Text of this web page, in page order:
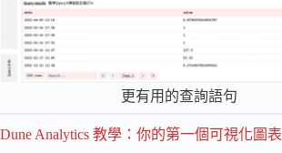
更有用的查詢語句
Dune Analytics 教學：你的第一個可視化圖表